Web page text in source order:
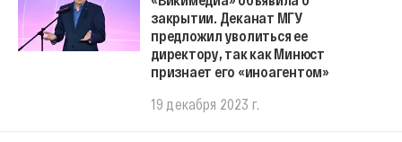
закрытии. Деканат МГУ
предложил уволиться ее
директору, так как Минюст
признает его «иноагентом»
19 декабря 2023 г.